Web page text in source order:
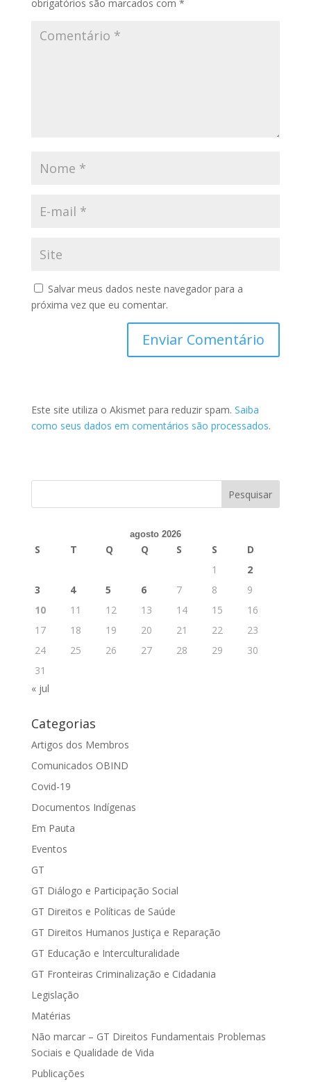
obrigatórios são marcados com *
Salvar meus dados neste navegador para a
próxima vez que eu comentar.
Este site utiliza o Akismet para reduzir spam. Saiba
como seus dados em comentários são processados.
agosto 2026
S T Q Q S S
D
1
2
3
4 5 6 7 8
9
10
11 12 13 14 15
16
17
18 19 20 21 22
23
24
25 26 27 28 29
30
31
« jul
Categorias
Artigos dos Membros
Comunicados OBIND
Covid-19
Documentos Indígenas
Em Pauta
Eventos
GT
GT Diálogo e Participação Social
GT Direitos e Políticas de Saúde
GT Direitos Humanos Justiça e Reparação
GT Educação e Interculturalidade
GT Fronteiras Criminalização e Cidadania
Legislação
Matérias
Não marcar – GT Direitos Fundamentais Problemas
Sociais e Qualidade de Vida
Publicações